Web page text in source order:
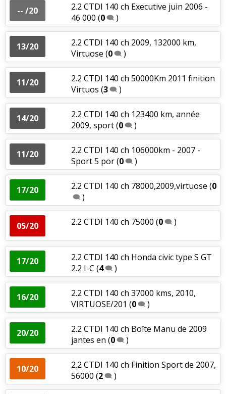
-- /20
2.2 CTDI 140 ch Executive juin 2006 -
46 000 (0 )
13/20
2.2 CTDI 140 ch 2009, 132000 km,
Virtuose (0 )
11/20
2.2 CTDI 140 ch 50000Km 2011 finition
Virtuos (3 )
14/20
2.2 CTDI 140 ch 123400 km, année
2009, sport(0 )
11/20
2.2 CTDI 140 ch 106000km - 2007 -
Sport 5 por(0 )
17/20 2.2 CTDI 140 ch 78000,2009,virtuose (0
)
05/20 2.2 CTDI 140 ch 75000 (0 )
17/20
2.2 CTDI 140 ch Honda civic type S GT
2.2 I-C (4 )
16/20
2.2 CTDI 140 ch 37000 kms, 2010,
VIRTUOSE/201 (0 )
20/20
2.2 CTDI 140 ch Boîte Manu de 2009
jantes en (0 )
10/20
2.2 CTDI 140 ch Finition Sport de 2007,
56000 (2 )